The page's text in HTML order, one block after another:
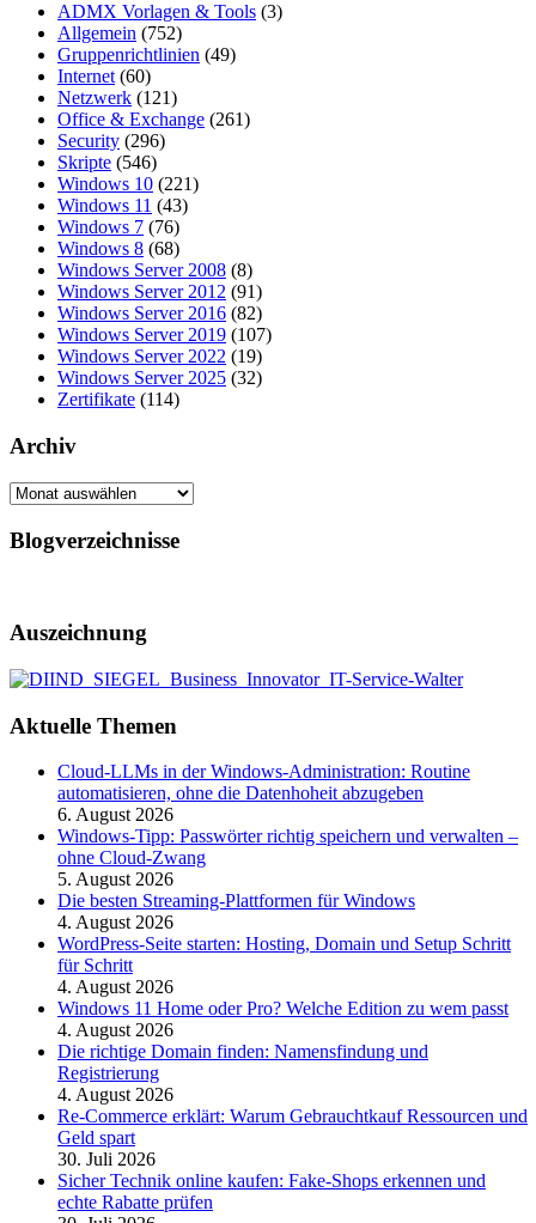
ADMX Vorlagen & Tools (3)
Allgemein (752)
Gruppenrichtlinien (49)
Internet(60)
Netzwerk (121)
Office & Exchange (261)
Security (296)
Skripte (546)
Windows 10 (221)
Windows 11 (43)
Windows 7 (76)
Windows 8 (68)
Windows Server 2008 (8)
Windows Server 2012 (91)
Windows Server 2016 (82)
Windows Server 2019 (107)
Windows Server 2022 (19)
Windows Server 2025 (32)
Zertifikate (114)
Archiv
Archiv
Blogverzeichnisse
Auszeichnung
Aktuelle Themen
Cloud-LLMs in der Windows-Administration: Routine
automatisieren, ohne die Datenhoheit abzugeben
6. August 2026
Windows-Tipp: Passwörter richtig speichern und verwalten –
ohne Cloud-Zwang
5. August 2026
Die besten Streaming-Plattformen für Windows
4. August 2026
WordPress-Seite starten: Hosting, Domain und Setup Schritt
für Schritt
4. August 2026
Windows 11 Home oder Pro? Welche Edition zu wem passt
4. August 2026
Die richtige Domain finden: Namensfindung und
Registrierung
4. August 2026
Re-Commerce erklärt: Warum Gebrauchtkauf Ressourcen und
Geld spart
30. Juli 2026
Sicher Technik online kaufen: Fake-Shops erkennen und
echte Rabatte prüfen